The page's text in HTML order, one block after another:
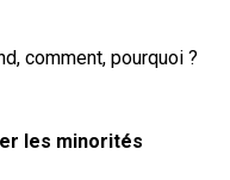
comment, pourquoi ?
les minorités